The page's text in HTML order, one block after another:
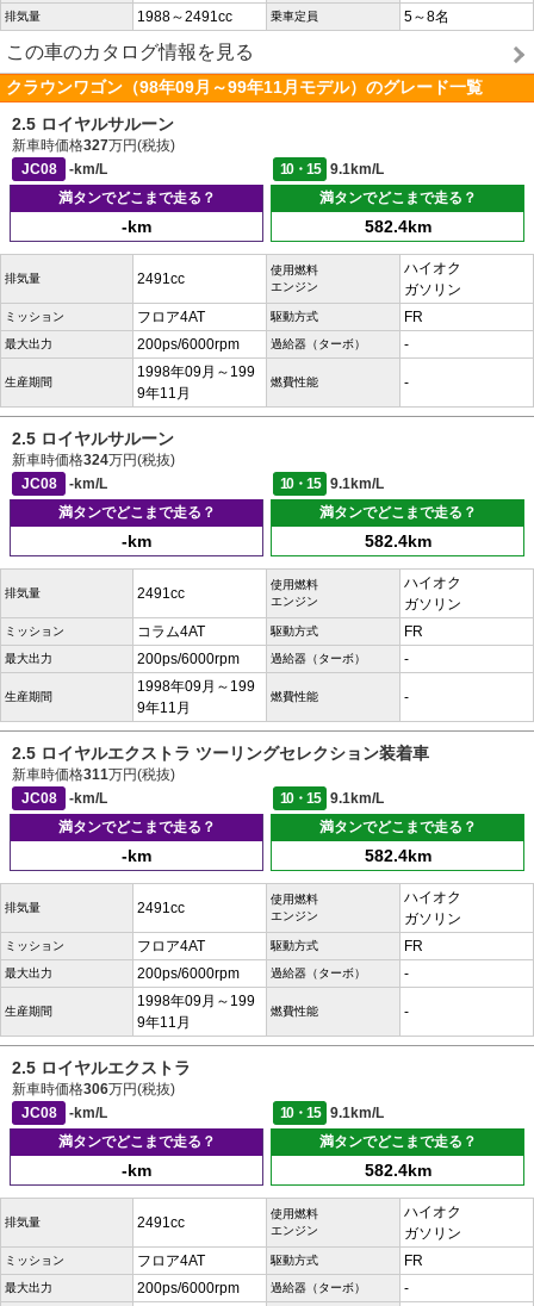
排気量 1988～2491cc 乗車定員 5～8名
この車のカタログ情報を見る
クラウンワゴン（98年09月～99年11月モデル）のグレード一覧
2.5 ロイヤルサルーン
新車時価格327万円(税抜)
JC08
-km/L 10・15
9.1km/L
満タンでどこまで走る？
-km
満タンでどこまで走る？
582.4km
排気量 2491cc
使用燃料
エンジン
ハイオク
ガソリン
ミッション フロア4AT 駆動方式 FR
最大出力 200ps/6000rpm 過給器（ターボ） -
生産期間
1998年09月～199
9年11月
燃費性能 -
2.5 ロイヤルサルーン
新車時価格324万円(税抜)
JC08
-km/L 10・15
9.1km/L
満タンでどこまで走る？
-km
満タンでどこまで走る？
582.4km
排気量 2491cc
使用燃料
エンジン
ハイオク
ガソリン
ミッション コラム4AT 駆動方式 FR
最大出力 200ps/6000rpm 過給器（ターボ） -
生産期間
1998年09月～199
9年11月
燃費性能 -
2.5 ロイヤルエクストラ ツーリングセレクション装着車
新車時価格311万円(税抜)
JC08
-km/L 10・15
9.1km/L
満タンでどこまで走る？
-km
満タンでどこまで走る？
582.4km
排気量 2491cc
使用燃料
エンジン
ハイオク
ガソリン
ミッション フロア4AT 駆動方式 FR
最大出力 200ps/6000rpm 過給器（ターボ） -
生産期間
1998年09月～199
9年11月
燃費性能 -
2.5 ロイヤルエクストラ
新車時価格306万円(税抜)
JC08
-km/L 10・15
9.1km/L
満タンでどこまで走る？
-km
満タンでどこまで走る？
582.4km
排気量 2491cc
使用燃料
エンジン
ハイオク
ガソリン
ミッション フロア4AT 駆動方式 FR
最大出力 200ps/6000rpm 過給器（ターボ） -